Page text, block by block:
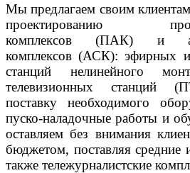
Мы предлагаем своим
проектированию
комплексов (ПАК) и
комплексов (АСК): эфирных
станций нелинейного
телевизионных станций
поставку необходимого
пуско-наладочные работы и
оставляем без внимания
бюджетом, поставляя средние
также тележурналистские